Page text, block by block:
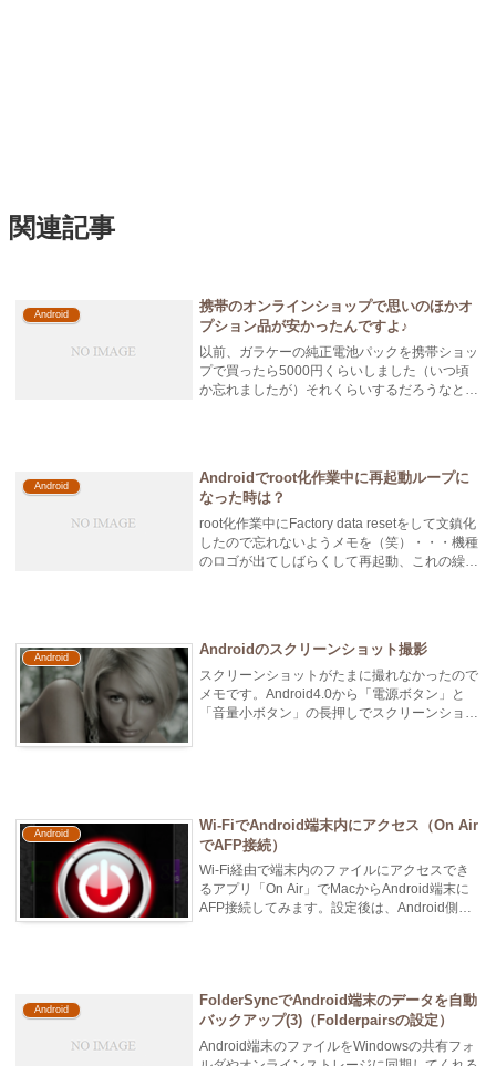
関連記事
Android
携帯のオンラインショップで思いのほかオ
プション品が安かったんですよ♪
以前、ガラケーの純正電池パックを携帯ショッ
プで買ったら5000円くらいしました（いつ頃
か忘れましたが）それくらいするだろうなと思
Android
Androidでroot化作業中に再起動ループに
なった時は？
root化作業中にFactory data resetをして文鎮化
したので忘れないようメモを（笑）・・・機種
のロゴが出てしばらくして再起動、これの繰り
Android
Androidのスクリーンショット撮影
スクリーンショットがたまに撮れなかったので
メモです。Android4.0から「電源ボタン」と
「音量小ボタン」の長押しでスクリーンショッ
Android
Wi-FiでAndroid端末内にアクセス（On Air
でAFP接続）
Wi-Fi経由で端末内のファイルにアクセスでき
るアプリ「On Air」でMacからAndroid端末に
AFP接続してみます。設定後は、Android側で
Android
FolderSyncでAndroid端末のデータを自動
バックアップ(3)（Folderpairsの設定）
Android端末のファイルをWindowsの共有フォ